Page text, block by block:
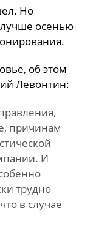
Но
лучше осенью
об этом
Левонтин:
причинам
И
трудно
в случае